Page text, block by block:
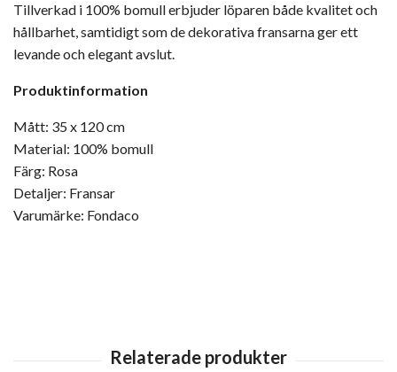
Tillverkad i 100% bomull erbjuder löparen både kvalitet och
hållbarhet, samtidigt som de dekorativa fransarna ger ett
levande och elegant avslut.
Produktinformation
Mått: 35 x 120 cm
Material: 100% bomull
Färg: Rosa
Detaljer: Fransar
Varumärke: Fondaco